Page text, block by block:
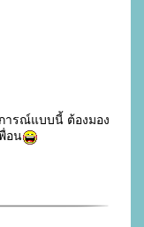
ารณ์แบบนี้ ต้องมอง
อน